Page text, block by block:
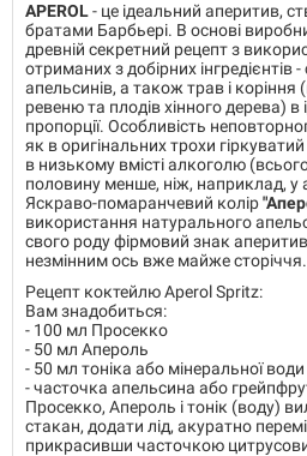
APEROL- це ідеальний аперитив,
братами Барбьері. В основі
древній секретний рецепт з
отриманих з добірних інгредієнтів -
апельсинів, а також трав і коріння
ревеню та плодів хінного дерева)
пропорції. Особливість
як в оригінальних трохи
в низькому вмісті алкоголю
половину менше, ніж, наприклад, у
Яскраво-помаранчевий колір
використання натурального
свого роду фірмовий знак
незмінним ось вже майже сторіччя.
Рецепт коктейлю Aperol Spritz:
Вам знадобиться:
- 100 мл Просекко
- 50 мл Апероль
- 50 мл тоніка або мінеральної води
- часточка апельсина або
Просекко, Апероль і тонік (воду)
стакан, додати лід, акуратно
прикрасивши часточкою